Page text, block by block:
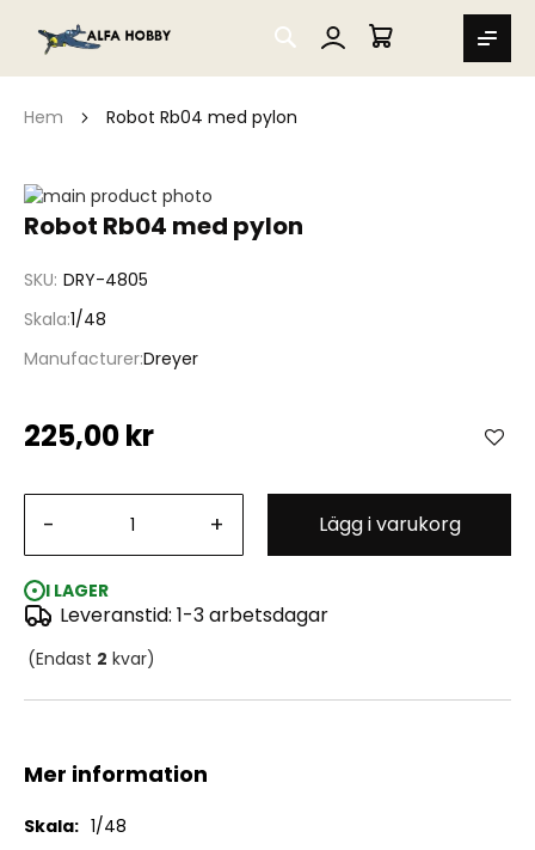
SEARCH
MIN VARUKORG
Hem Robot Rb04 med pylon
Robot Rb04 med pylon
SKU DRY-4805
Skala 1/48
ManufacturerDreyer
225,00 kr
- + Lägg i varukorg
I LAGER
Leveranstid: 1-3 arbetsdagar
(Endast 2 kvar)
Hoppa
till
bildgalleriet
Hoppa
av
bildgalleriet
Mer information
Mer
1/48